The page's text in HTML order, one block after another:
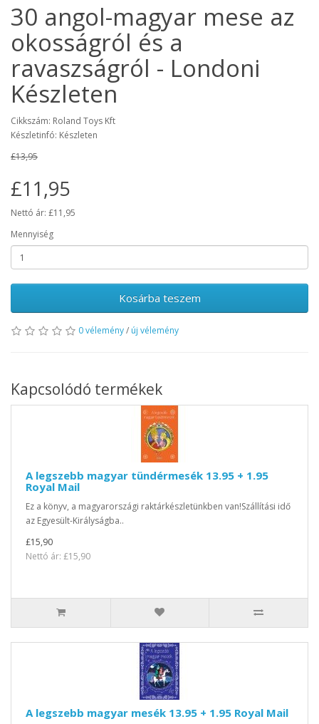
30 angol-magyar mese az
okosságról és a
ravaszságról - Londoni
Készleten
Cikkszám: Roland Toys Kft
Készletinfó: Készleten
£13,95
£11,95
Nettó ár: £11,95
Mennyiség
Kosárba teszem
0 vélemény/ új vélemény
Kapcsolódó termékek
A legszebb magyar tündérmesék 13.95 + 1.95
Royal Mail
Ez a könyv, a magyarországi raktárkészletünkben van!Szállítási idő
az Egyesült-Királyságba..
£15,90
Nettó ár: £15,90
A legszebb magyar mesék 13.95 + 1.95 Royal Mail